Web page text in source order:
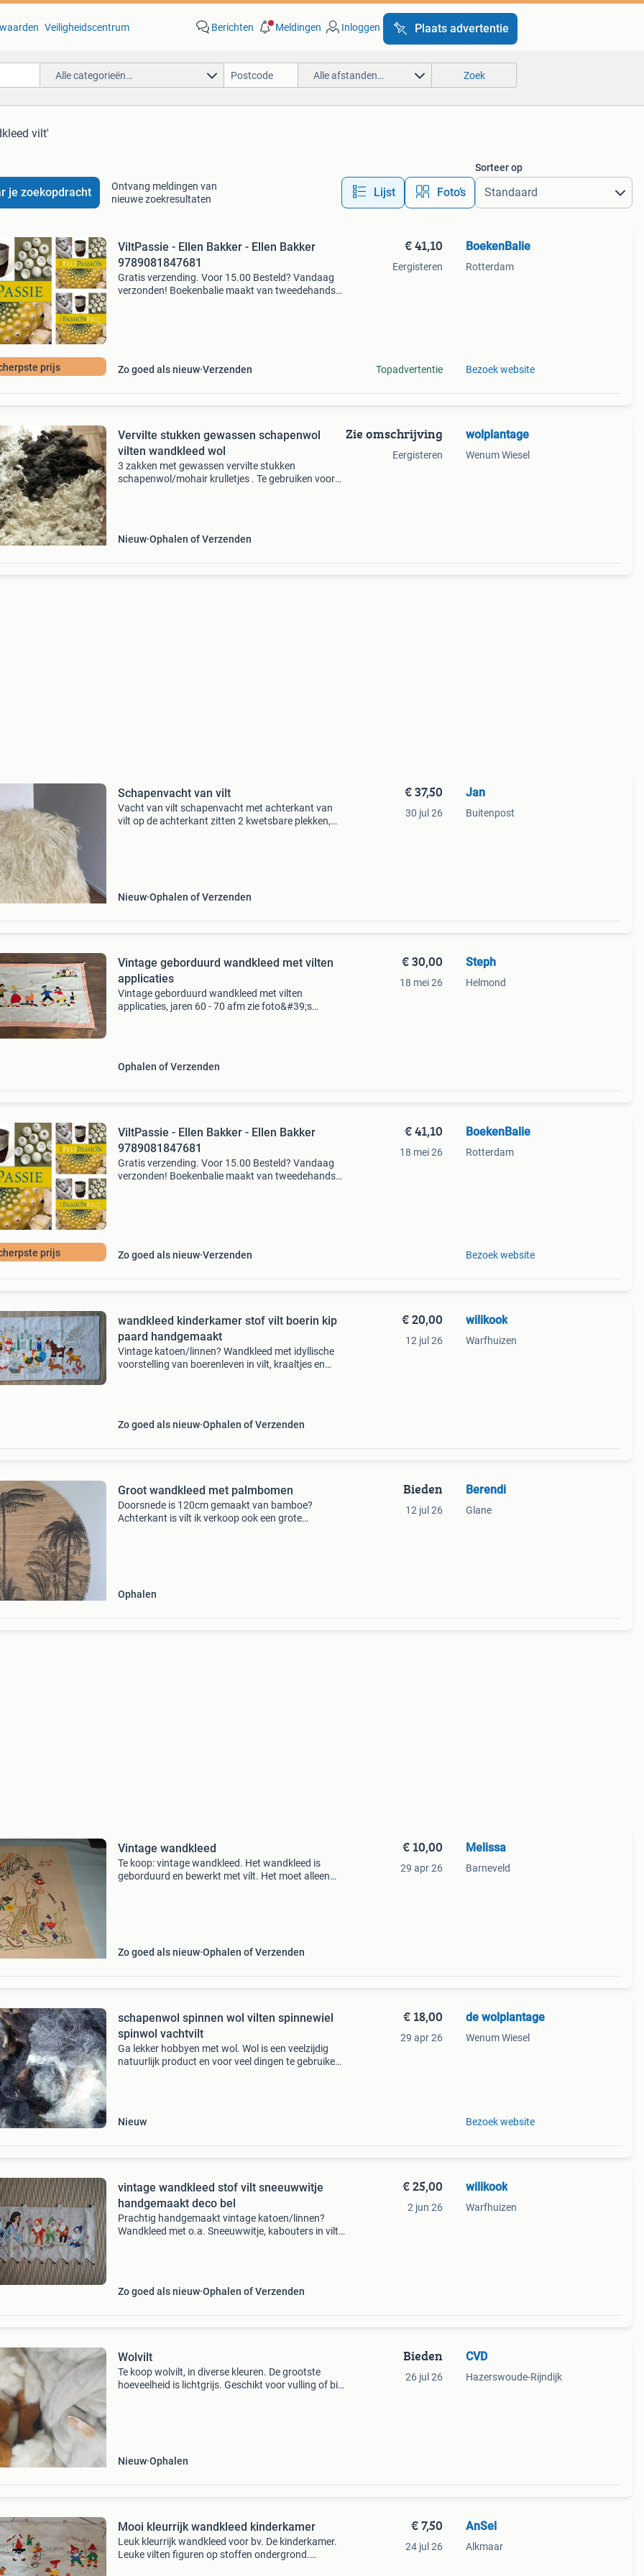
Veiligheidscentrum Berichten Meldingen Inloggen Plaats advertentie
Alle categorieën… Alle afstanden… Zoek
vilt'
je zoekopdracht
Ontvang meldingen van
nieuwe zoekresultaten
Lijst Foto’s
Sorteer op
prijs
ViltPassie - Ellen Bakker - Ellen Bakker
9789081847681
Gratis verzending. Voor 15.00 Besteld? Vandaag
verzonden! Boekenbalie maakt van tweedehands
Zo goed als nieuw Verzenden
€ 41,10
Eergisteren
Topadvertentie
BoekenBalie
Rotterdam
Bezoek website
Vervilte stukken gewassen schapenwol
vilten wandkleed wol
3 zakken met gewassen vervilte stukken
schapenwol/mohair krulletjes . Te gebruiken voor
Nieuw Ophalen of Verzenden
Zie omschrijving
Eergisteren
wolplantage
Wenum Wiesel
Schapenvacht van vilt
Vacht van vilt schapenvacht met achterkant van
vilt op de achterkant zitten 2 kwetsbare plekken,
Nieuw Ophalen of Verzenden
€ 37,50
30 jul 26
Jan
Buitenpost
Vintage geborduurd wandkleed met vilten
applicaties
Vintage geborduurd wandkleed met vilten
applicaties, jaren 60 - 70 afm zie foto&#39;s
Ophalen of Verzenden
€ 30,00
18 mei 26
Steph
Helmond
prijs
ViltPassie - Ellen Bakker - Ellen Bakker
9789081847681
Gratis verzending. Voor 15.00 Besteld? Vandaag
verzonden! Boekenbalie maakt van tweedehands
Zo goed als nieuw Verzenden
€ 41,10
18 mei 26
BoekenBalie
Rotterdam
Bezoek website
wandkleed kinderkamer stof vilt boerin kip
paard handgemaakt
Vintage katoen/linnen? Wandkleed met idyllische
voorstelling van boerenleven in vilt, kraaltjes en
Zo goed als nieuw Ophalen of Verzenden
€ 20,00
12 jul 26
wilikook
Warfhuizen
Groot wandkleed met palmbomen
Doorsnede is 120cm gemaakt van bamboe?
Achterkant is vilt ik verkoop ook een grote
Ophalen
Bieden
12 jul 26
Berendi
Glane
Vintage wandkleed
Te koop: vintage wandkleed. Het wandkleed is
geborduurd en bewerkt met vilt. Het moet alleen
Zo goed als nieuw Ophalen of Verzenden
€ 10,00
29 apr 26
Melissa
Barneveld
schapenwol spinnen wol vilten spinnewiel
spinwol vachtvilt
Ga lekker hobbyen met wol. Wol is een veelzijdig
natuurlijk product en voor veel dingen te gebruiken.
Nieuw
€ 18,00
29 apr 26
de wolplantage
Wenum Wiesel
Bezoek website
vintage wandkleed stof vilt sneeuwwitje
handgemaakt deco bel
Prachtig handgemaakt vintage katoen/linnen?
Wandkleed met o.a. Sneeuwwitje, kabouters in vilt.
Zo goed als nieuw Ophalen of Verzenden
€ 25,00
2 jun 26
wilikook
Warfhuizen
Wolvilt
Te koop wolvilt, in diverse kleuren. De grootste
hoeveelheid is lichtgrijs. Geschikt voor vulling of bijv
Nieuw Ophalen
Bieden
26 jul 26
CVD
Hazerswoude-Rijndijk
Mooi kleurrijk wandkleed kinderkamer
Leuk kleurrijk wandkleed voor bv. De kinderkamer.
Leuke vilten figuren op stoffen ondergrond.
€ 7,50
24 jul 26
AnSel
Alkmaar